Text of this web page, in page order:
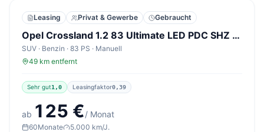
Leasing Privat & Gewerbe Gebraucht
Opel Crossland 1.2 83 Ultimate LED PDC SHZ Klimaaut
SUV · Benzin · 83 PS · Manuell
49 km entfernt
Sehr gut1,0 Leasingfaktor0,39
ab 125 €/ Monat
60Monate 5.000 km/J.